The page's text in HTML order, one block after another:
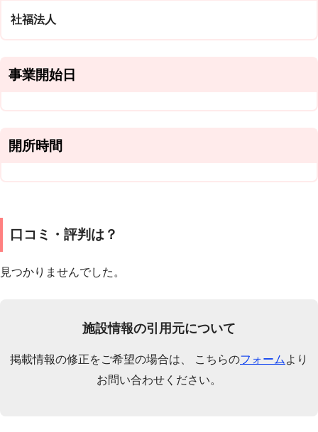
社福法人
事業開始日
開所時間
口コミ・評判は？
見つかりませんでした。
施設情報の引用元について
掲載情報の修正をご希望の場合は、 こちらのフォーム より
お問い合わせください。